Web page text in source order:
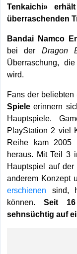
Tenkaichi»
überraschenden
Bandai Namco
bei der Dragon
Überraschung,
wird.
Fans der beliebten
Spieleerinnern
Hauptspiele.
PlayStation 2 viel
Reihe kam 2005
heraus. Mit Teil 3
Hauptspiel auf
anderem Konzept
erschienen sind,
können. Seit
sehnsüchtig auf